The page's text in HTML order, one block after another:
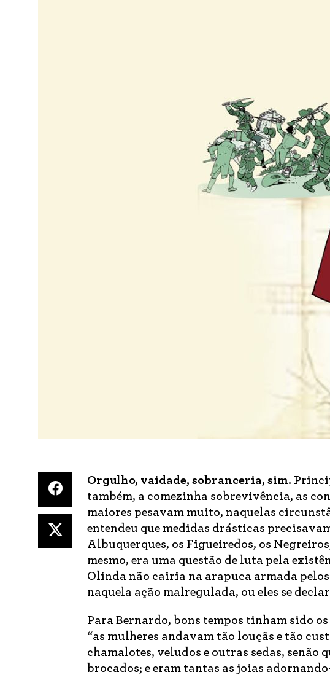
Orgulho, vaidade, sobranceria, sim.
também, a comezinha sobrevivência, as
maiores pesavam muito, naquelas
entendeu que medidas drásticas
Albuquerques, os Figueiredos, os
mesmo, era uma questão de luta pela
Olinda não cairia na arapuca armada pelos
naquela ação malregulada, ou eles se
Para Bernardo, bons tempos tinham sido
“as mulheres andavam tão louçãs e tão
chamalotes, veludos e outras sedas, senão
brocados; e eram tantas as joias